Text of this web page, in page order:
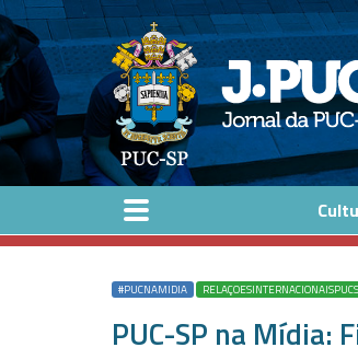
Pular para o conteúdo principal
#PUCNAMIDIA
PUC-SP na Mídia: